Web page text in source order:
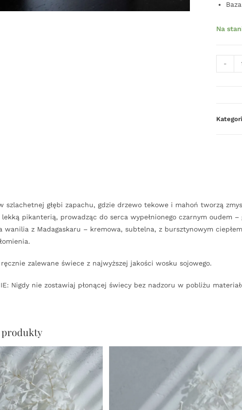
Na
-
szlachetnej głębi zapachu, gdzie drzewo tekowe i mahoń tworzą
lekką pikanterią, prowadząc do serca wypełnionego czarnym oudem
wanilia z Madagaskaru – kremowa, subtelna, z bursztynowym
zalewane świece z najwyższej jakości wosku sojowego.
Nigdy nie zostawiaj płonącej świecy bez nadzoru w pobliżu
produkty